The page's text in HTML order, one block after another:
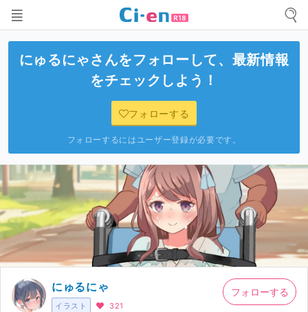
にゅるにゃさんをフォローして、最新情報
をチェックしよう！
フォローする
フォローするにはユーザー登録が必要です。
イラスト
にゅるにゃ
321
フォローする